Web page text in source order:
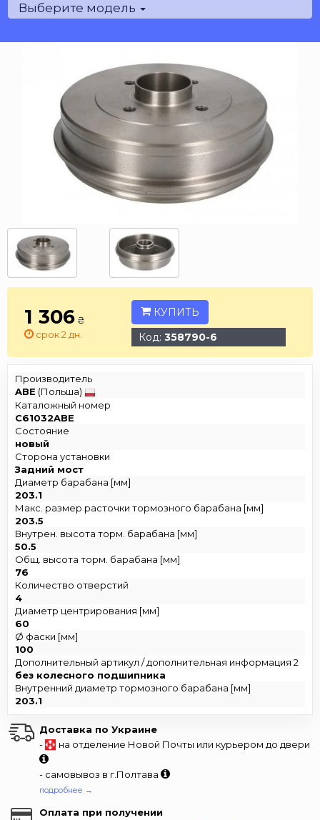
Выберите модель
1 306 ₴
срок 2 дн.
КУПИТЬ
Код: 358790-6
Производитель
ABE (Польша)
Каталожный номер
C61032ABE
Состояние
новый
Сторона установки
Задний мост
Диаметр барабана [мм]
203.1
Макс. размер расточки тормозного барабана [мм]
203.5
Внутрен. высота торм. барабана [мм]
50.5
Общ. высота торм. барабана [мм]
76
Количество отверстий
4
Диаметр центрирования [мм]
60
Ø фаски [мм]
100
Дополнительный артикул / дополнительная информация 2
без колесного подшипника
Внутренний диаметр тормозного барабана [мм]
203.1
Доставка по Украине
-
на отделение Новой Почты или курьером до двери
- самовывоз в г.Полтава
подробнее →
Оплата при получении